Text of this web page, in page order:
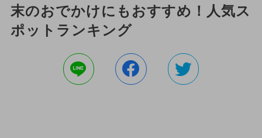
末のおでかけにもおすすめ！人気ス
ポットランキング